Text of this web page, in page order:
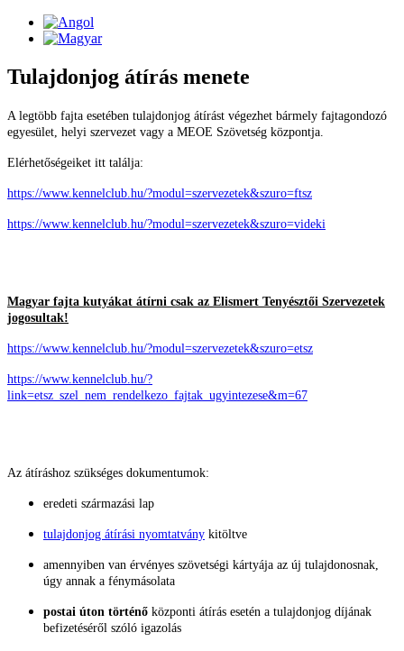
Tulajdonjog átírás menete
A legtöbb fajta esetében tulajdonjog átírást végezhet bármely fajtagondozó
egyesület, helyi szervezet vagy a MEOE Szövetség központja.
Elérhetőségeiket itt találja:
https://www.kennelclub.hu/?modul=szervezetek&szuro=ftsz
https://www.kennelclub.hu/?modul=szervezetek&szuro=videki
Magyar fajta kutyákat átírni csak az Elismert Tenyésztői Szervezetek
jogosultak!
https://www.kennelclub.hu/?modul=szervezetek&szuro=etsz
https://www.kennelclub.hu/?
link=etsz_szel_nem_rendelkezo_fajtak_ugyintezese&m=67
Az átíráshoz szükséges dokumentumok:
eredeti származási lap
tulajdonjog átírási nyomtatvány kitöltve
amennyiben van érvényes szövetségi kártyája az új tulajdonosnak,
úgy annak a fénymásolata
postai úton történő központi átírás esetén a tulajdonjog díjának
befizetéséről szóló igazolás